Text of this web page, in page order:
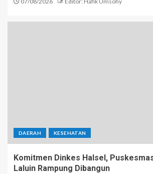
DAERAH KESEHATAN
Komitmen Dinkes Halsel,
Laluin Rampung Dibangun